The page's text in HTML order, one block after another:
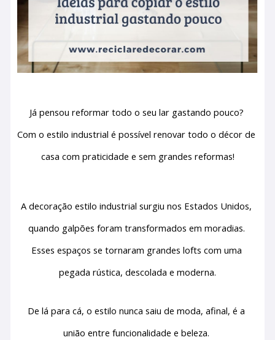
Já pensou reformar todo o seu lar gastando pouco?
Com o estilo industrial é possível renovar todo o décor de
casa com praticidade e sem grandes reformas!
A decoração estilo industrial surgiu nos Estados Unidos,
quando galpões foram transformados em moradias.
Esses espaços se tornaram grandes lofts com uma
pegada rústica, descolada e moderna.
De lá para cá, o estilo nunca saiu de moda, afinal, é a
união entre funcionalidade e beleza.